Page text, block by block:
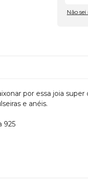
Não
por essa joia
e anéis.
925